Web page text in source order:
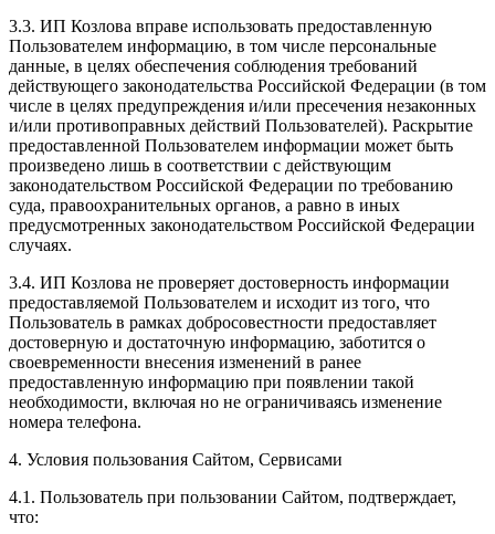
3.3. ИП Козлова вправе использовать предоставленную
Пользователем информацию, в том числе персональные
данные, в целях обеспечения соблюдения требований
действующего законодательства Российской Федерации (в том
числе в целях предупреждения и/или пресечения незаконных
и/или противоправных действий Пользователей). Раскрытие
предоставленной Пользователем информации может быть
произведено лишь в соответствии с действующим
законодательством Российской Федерации по требованию
суда, правоохранительных органов, а равно в иных
предусмотренных законодательством Российской Федерации
случаях.
3.4. ИП Козлова не проверяет достоверность информации
предоставляемой Пользователем и исходит из того, что
Пользователь в рамках добросовестности предоставляет
достоверную и достаточную информацию, заботится о
своевременности внесения изменений в ранее
предоставленную информацию при появлении такой
необходимости, включая но не ограничиваясь изменение
номера телефона.
4. Условия пользования Сайтом, Сервисами
4.1. Пользователь при пользовании Сайтом, подтверждает,
что: